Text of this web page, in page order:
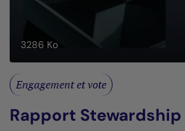
3286 Ko
Engagement et vote
Rapport Stewardship